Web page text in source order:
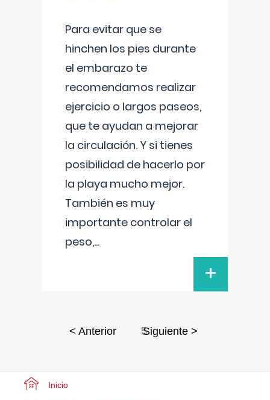
Para evitar que se
hinchen los pies durante
el embarazo te
recomendamos realizar
ejercicio o largos paseos,
que te ayudan a mejorar
la circulación. Y si tienes
posibilidad de hacerlo por
la playa mucho mejor.
También es muy
importante controlar el
peso,...
+
< Anterior 5
Siguiente >
Inicio